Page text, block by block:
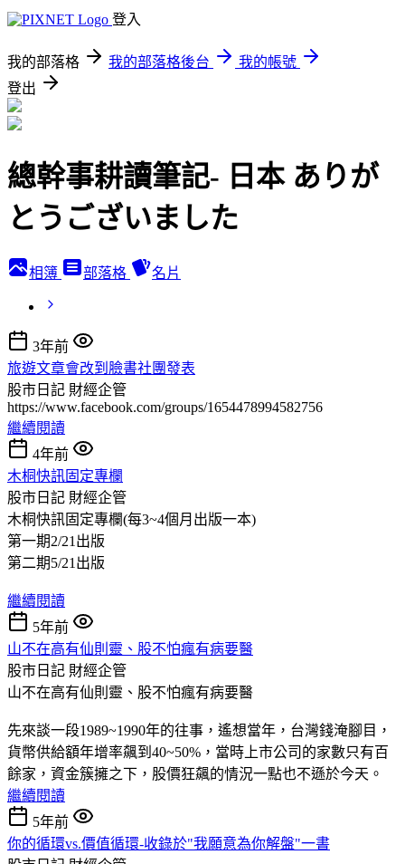
登入
我的部落格 我的部落格後台
我的帳號
登出
總幹事耕讀筆記- 日本 ありが
とうございました
相簿 部落格 名片
3年前
旅遊文章會改到臉書社團發表
股市日記 財經企管
https://www.facebook.com/groups/1654478994582756
繼續閱讀
4年前
木桐快訊固定專欄
股市日記 財經企管
木桐快訊固定專欄(每3~4個月出版一本)
第一期2/21出版
第二期5/21出版
繼續閱讀
5年前
山不在高有仙則靈、股不怕瘋有病要醫
股市日記 財經企管
山不在高有仙則靈、股不怕瘋有病要醫
先來談一段1989~1990年的往事，遙想當年，台灣錢淹腳目，
貨幣供給額年增率飆到40~50%，當時上市公司的家數只有百
餘家，資金簇擁之下，股價狂飆的情況一點也不遜於今天。
繼續閱讀
5年前
你的循環vs.價值循環-收錄於"我願意為你解盤"一書